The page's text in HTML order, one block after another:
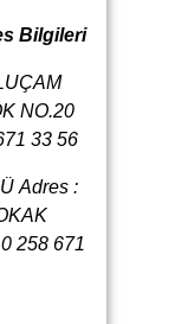
Bilgileri
NO.20
33 56
Adres :
258 671